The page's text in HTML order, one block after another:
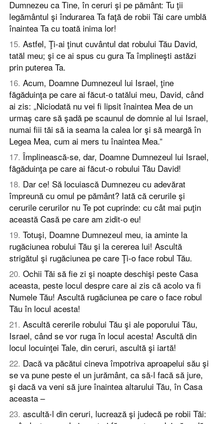
Dumnezeu ca Tine, în ceruri şi pe pământ: Tu ţii
legământul şi îndurarea Ta faţă de robii Tăi care umblă
înaintea Ta cu toată inima lor!
15. Astfel, Ţi-ai ţinut cuvântul dat robului Tău David,
tatăl meu; şi ce ai spus cu gura Ta împlineşti astăzi
prin puterea Ta.
16. Acum, Doamne Dumnezeul lui Israel, ţine
făgăduinţa pe care ai făcut-o tatălui meu, David, când
ai zis: „Niciodată nu vei fi lipsit înaintea Mea de un
urmaş care să şadă pe scaunul de domnie al lui Israel,
numai fiii tăi să ia seama la calea lor şi să meargă în
Legea Mea, cum ai mers tu înaintea Mea.”
17. Împlinească-se, dar, Doamne Dumnezeul lui Israel,
făgăduinţa pe care ai făcut-o robului Tău David!
18. Dar ce! Să locuiască Dumnezeu cu adevărat
împreună cu omul pe pământ? Iată că cerurile şi
cerurile cerurilor nu Te pot cuprinde: cu cât mai puţin
această Casă pe care am zidit-o eu!
19. Totuşi, Doamne Dumnezeul meu, ia aminte la
rugăciunea robului Tău şi la cererea lui! Ascultă
strigătul şi rugăciunea pe care Ţi-o face robul Tău.
20. Ochii Tăi să fie zi şi noapte deschişi peste Casa
aceasta, peste locul despre care ai zis că acolo va fi
Numele Tău! Ascultă rugăciunea pe care o face robul
Tău în locul acesta!
21. Ascultă cererile robului Tău şi ale poporului Tău,
Israel, când se vor ruga în locul acesta! Ascultă din
locul locuinţei Tale, din ceruri, ascultă şi iartă!
22. Dacă va păcătui cineva împotriva aproapelui său şi
se va pune peste el un jurământ, ca să-l facă să jure,
şi dacă va veni să jure înaintea altarului Tău, în Casa
aceasta –
23. ascultă-l din ceruri, lucrează şi judecă pe robii Tăi: